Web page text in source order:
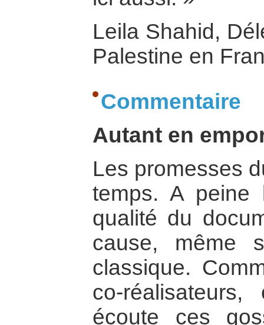
Leila Shahid,
Palestine en
Commentaire
Autant en
Les promesses
temps. A
qualité du
cause, même
classique.
co-
écoute ces